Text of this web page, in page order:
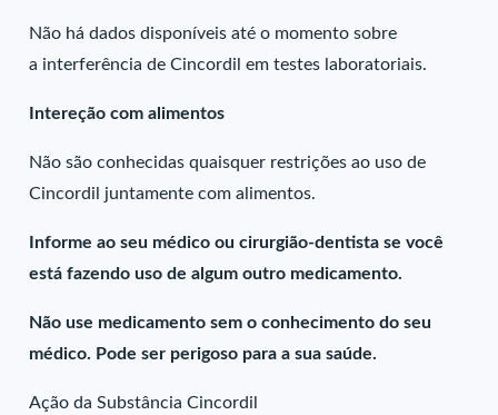
Não há dados disponíveis até o momento sobre
a interferência de Cincordil em testes laboratoriais.
Intereção com alimentos
Não são conhecidas quaisquer restrições ao uso de
Cincordil juntamente com alimentos.
Informe ao seu médico ou cirurgião-dentista se você
está fazendo uso de algum outro medicamento.
Não use medicamento sem o conhecimento do seu
médico. Pode ser perigoso para a sua saúde.
Ação da Substância Cincordil